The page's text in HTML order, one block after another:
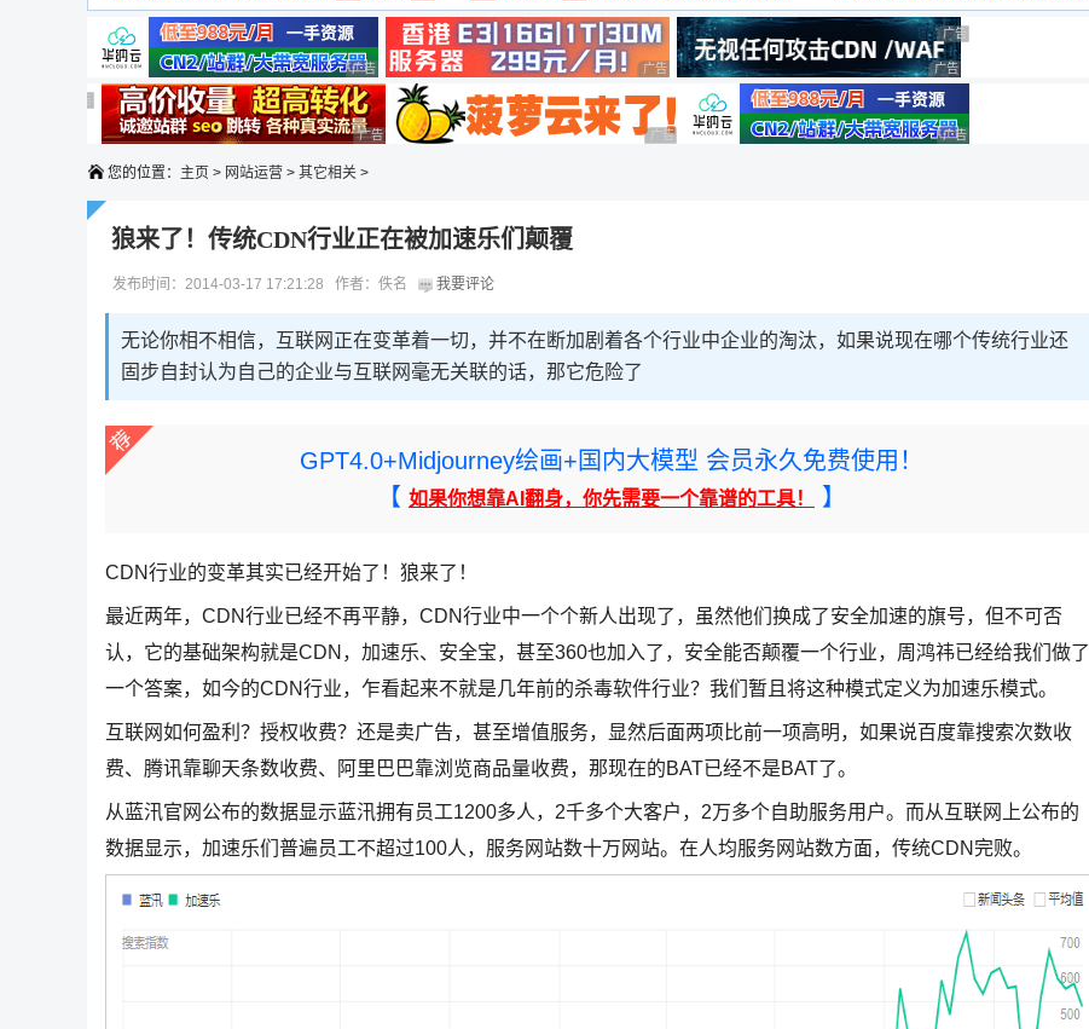
◆◆◆
用◆
广告 商业广告，理性选择
广告 商业广告，理性选择 广告 商业广告，理性选择 广告 商业广告，理性选择
广告 商业广告，理性选择
广告 商业广告，理性选择
广告 商业广告，理性选择
广告 商业广告，理性选择 广告 商业广告，理性选择 广告 商业广告，理性选择
您的位置： 主页 > 网站运营 > 其它相关 >
狼来了！传统CDN行业正在被加速乐们颠覆
发布时间：2014-03-17 17:21:28 作者：佚名 我要评论
无论你相不相信，互联网正在变革着一切，并不在断加剧着各个行业中企业的淘汰，如果说现在哪个传统行业还
固步自封认为自己的企业与互联网毫无关联的话，那它危险了
GPT4.0+Midjourney绘画+国内大模型 会员永久免费使用！
【 如果你想靠AI翻身，你先需要一个靠谱的工具！ 】
CDN行业的变革其实已经开始了！狼来了！
最近两年，CDN行业已经不再平静，CDN行业中一个个新人出现了，虽然他们换成了安全加速的旗号，但不可否
认，它的基础架构就是CDN，加速乐、安全宝，甚至360也加入了，安全能否颠覆一个行业，周鸿祎已经给我们做了
一个答案，如今的CDN行业，乍看起来不就是几年前的杀毒软件行业？我们暂且将这种模式定义为加速乐模式。
互联网如何盈利？授权收费？还是卖广告，甚至增值服务，显然后面两项比前一项高明，如果说百度靠搜索次数收
费、腾讯靠聊天条数收费、阿里巴巴靠浏览商品量收费，那现在的BAT已经不是BAT了。
从蓝汛官网公布的数据显示蓝汛拥有员工1200多人，2千多个大客户，2万多个自助服务用户。而从互联网上公布的
数据显示，加速乐们普遍员工不超过100人，服务网站数十万网站。在人均服务网站数方面，传统CDN完败。